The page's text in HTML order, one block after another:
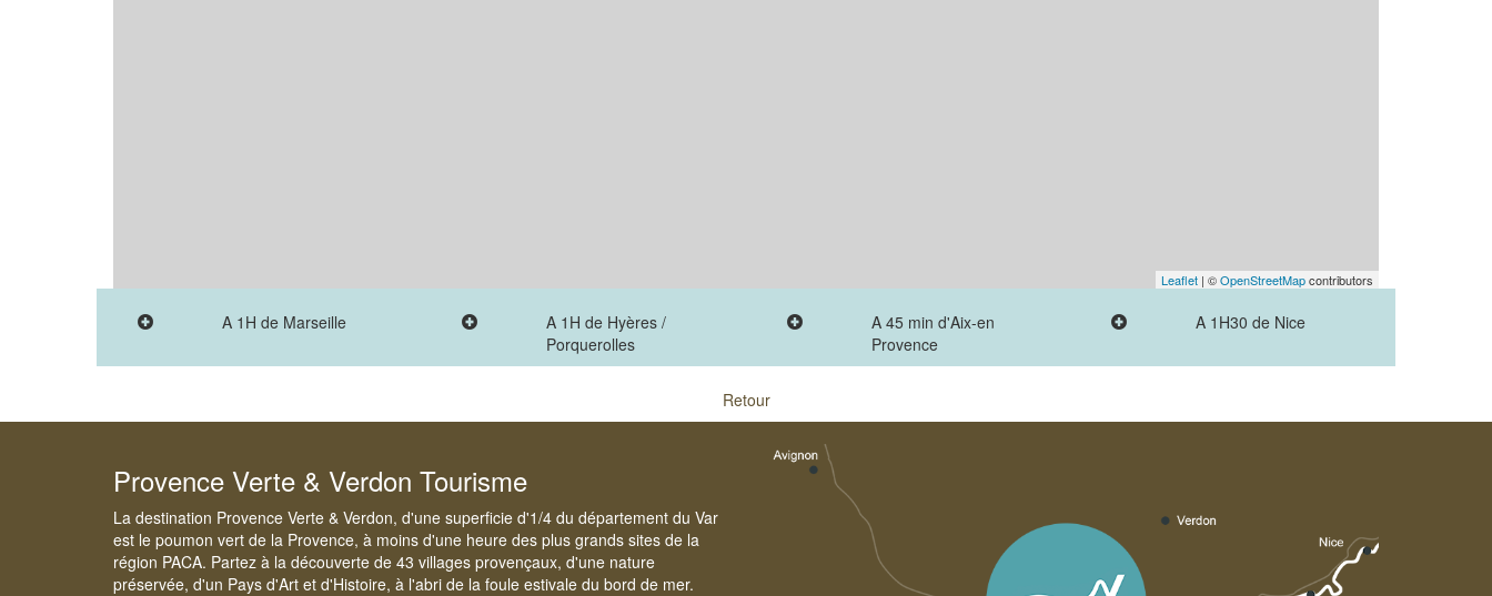
Leaflet | ©OpenStreetMapcontributors
A 1H de Marseille
A 1H de Hyères /
Porquerolles
A 45 min d'Aix-en
Provence
A 1H30 de Nice
Retour
Provence Verte & Verdon Tourisme
La destination Provence Verte & Verdon, d'une superficie d'1/4 du département du Var
est le poumon vert de la Provence, à moins d'une heure des plus grands sites de la
région PACA. Partez à la découverte de 43 villages provençaux, d'une nature
préservée, d'un Pays d'Art et d'Histoire, à l'abri de la foule estivale du bord de mer.